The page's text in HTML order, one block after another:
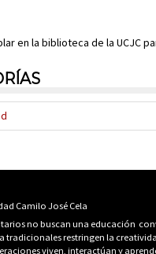
UCJC.
en la biblioteca de la UCJC
no buscan una educación
tradicionales restringen la
viven, interactúan y